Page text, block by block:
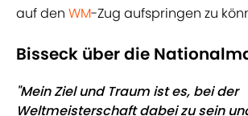
auf den WM-Zug aufspringen zu
Bisseck über die
"Mein Ziel und Traum ist es, bei der
Weltmeisterschaft dabei zu sein